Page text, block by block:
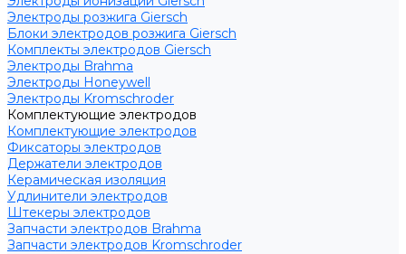
Электроды розжига Giersch
Блоки электродов розжига Giersch
Комплекты электродов Giersch
Электроды Brahma
Электроды Honeywell
Электроды Kromschroder
Комплектующие электродов
Комплектующие электродов
Фиксаторы электродов
Держатели электродов
Керамическая изоляция
Удлинители электродов
Штекеры электродов
Запчасти электродов Brahma
Запчасти электродов Kromschroder